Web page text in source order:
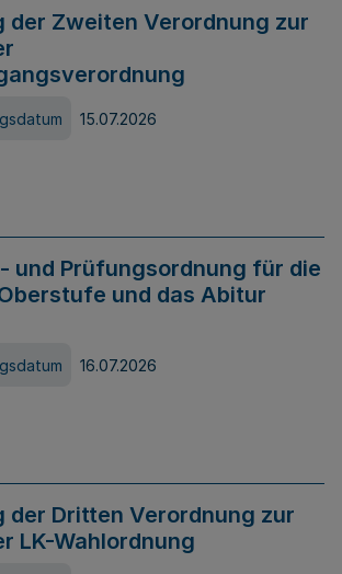
der Zweiten Verordnung zur
15.07.2026
und Prüfungsordnung für die
und das Abitur
16.07.2026
der Dritten Verordnung zur
LK-Wahlordnung